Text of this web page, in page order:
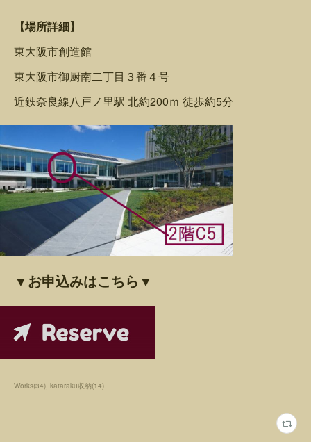
【場所詳細】
東大阪市創造館
東大阪市御厨南二丁目３番４号
近鉄奈良線八戸ノ里駅 北約200ｍ 徒歩約5分
▼お申込みはこちら▼
Works(34) kataraku収納(14)